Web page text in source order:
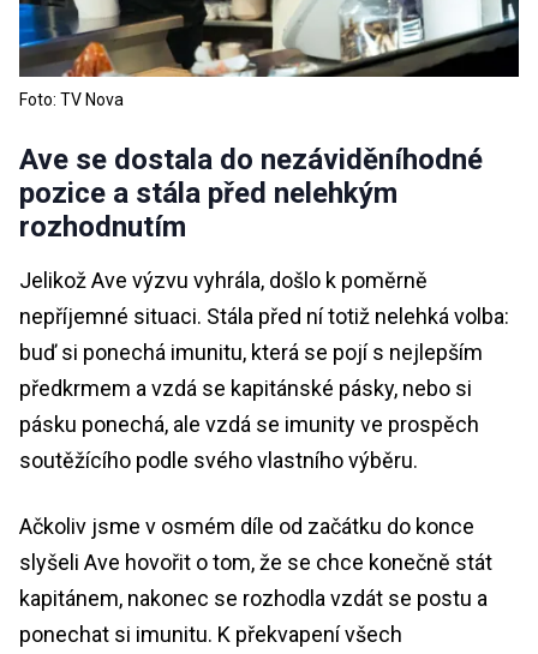
Foto: TV Nova
Ave se dostala do nezáviděníhodné
pozice a stála před nelehkým
rozhodnutím
Jelikož Ave výzvu vyhrála, došlo k poměrně
nepříjemné situaci. Stála před ní totiž nelehká volba:
buď si ponechá imunitu, která se pojí s nejlepším
předkrmem a vzdá se kapitánské pásky, nebo si
pásku ponechá, ale vzdá se imunity ve prospěch
soutěžícího podle svého vlastního výběru.
Ačkoliv jsme v osmém díle od začátku do konce
slyšeli Ave hovořit o tom, že se chce konečně stát
kapitánem, nakonec se rozhodla vzdát se postu a
ponechat si imunitu. K překvapení všech